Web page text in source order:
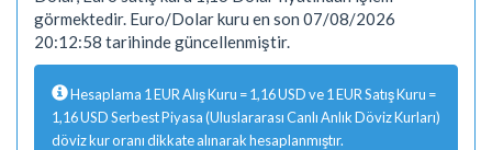
görmektedir. Euro/Dolar kuru en son 07/08/2026
20:12:58 tarihinde güncellenmiştir.
Hesaplama 1 EUR Alış Kuru = 1,16 USD ve 1 EUR Satış Kuru =
1,16 USD Serbest Piyasa (Uluslararası Canlı Anlık Döviz Kurları)
döviz kur oranı dikkate alınarak hesaplanmıştır.